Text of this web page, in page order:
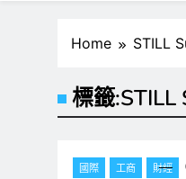
Home STILL
標籤:
國際 工商 財經